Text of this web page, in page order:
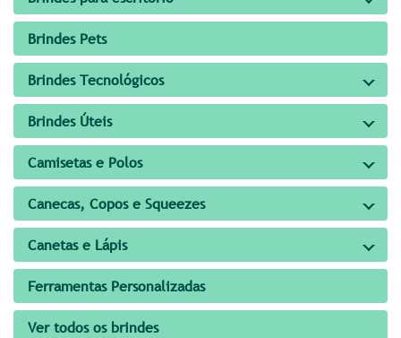
Brindes Pets
Brindes Tecnológicos
Brindes Úteis
Camisetas e Polos
Canecas, Copos e Squeezes
Canetas e Lápis
Ferramentas Personalizadas
Ver todos os brindes